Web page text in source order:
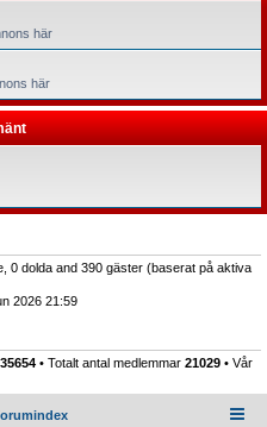
här
här
0 dolda and 390 gäster (baserat på aktiva
2026 21:59
35654 • Totalt antal medlemmar 21029 • Vår